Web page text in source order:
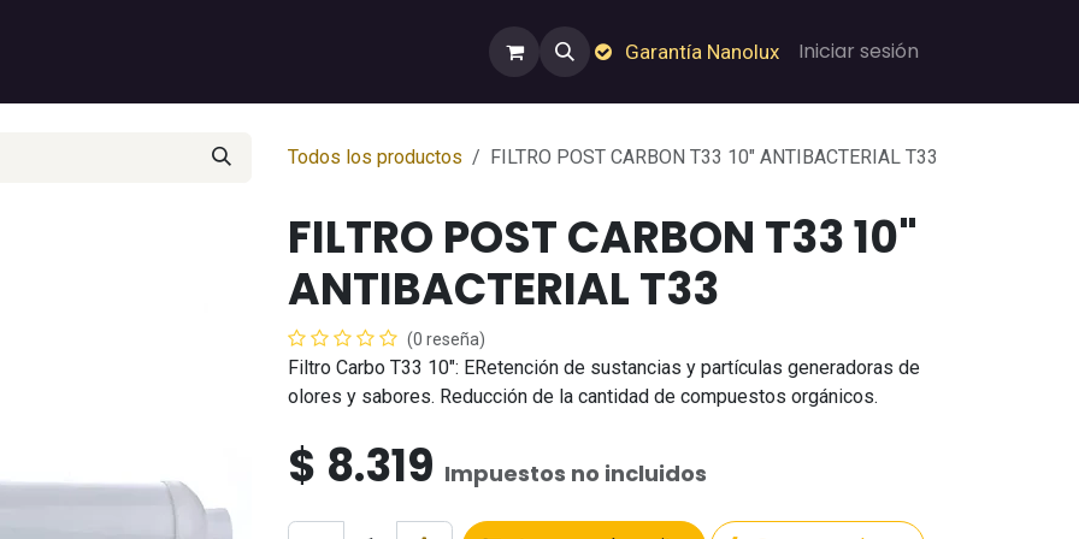
Sobre Nosotros Empleos Garantía de Nanolux
Garantía Nanolux Iniciar sesión
Todos los productos FILTRO POST CARBON T33 10" ANTIBACTERIAL T33
FILTRO POST CARBON T33 10"
ANTIBACTERIAL T33
(0 reseña)
Filtro Carbo T33 10": ERetención de sustancias y partículas generadoras de
olores y sabores. Reducción de la cantidad de compuestos orgánicos.
$ 8.319 Impuestos no incluidos